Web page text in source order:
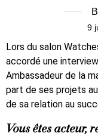
9
Lors du salon
accordé une
Ambassadeur de la
part de ses projets
de sa relation au
Vous êtes acteur,